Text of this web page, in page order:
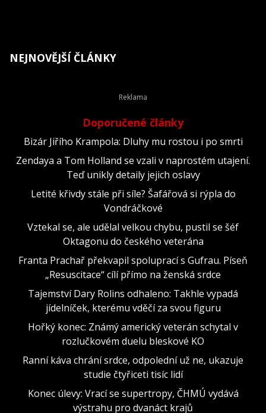
NEJNOVĚJŠÍ ČLÁNKY
Doporučené články
Bizár Jiřího Krampola: Dluhy mu rostou i po smrti
Zendaya a Tom Holland se vzali v naprostém utajení.
Teď unikly detaily jejich oslavy
Letité křivdy stále při síle? Šafářová si rýpla do
Vondráčkové
Vztekal se, ale udělal velkou chybu, pustil se šéf
Oktagonu do českého veterána
Franta Prachař překvapil spoluprací s Gufrau. Píseň
„Resuscitace“ cílí přímo na ženská srdce
Tajemství Dary Rolins odhaleno: Takhle vypadá
jídelníček, kterému vděčí za svou figuru
Hořký konec: Známý americký veterán schytal v
rozlučkovém duelu bleskové KO
Ranní káva chrání srdce, odpolední už ne, ukazuje
studie čtyřiceti tisíc lidí
Konec úlevy: Vrací se supertropy, ČHMÚ vydává
výstrahu pro dvanáct krajů